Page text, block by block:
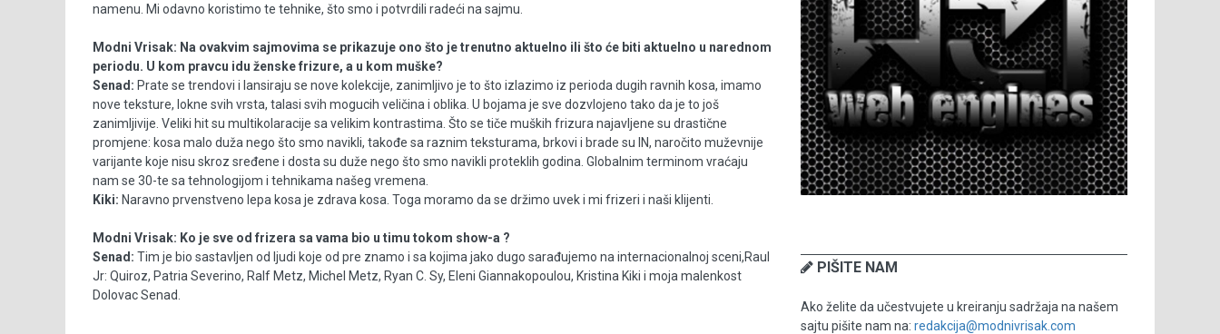
namenu. Mi odavno koristimo te tehnike, što smo i potvrdili radeći na sajmu.
Modni Vrisak: Na ovakvim sajmovima se prikazuje ono što je trenutno aktuelno ili što će biti aktuelno u narednom
periodu. U kom pravcu idu ženske frizure, a u kom muške?
Senad: Prate se trendovi i lansiraju se nove kolekcije, zanimljivo je to što izlazimo iz perioda dugih ravnih kosa, imamo
nove teksture, lokne svih vrsta, talasi svih mogucih veličina i oblika. U bojama je sve dozvlojeno tako da je to još
zanimljivije. Veliki hit su multikolaracije sa velikim kontrastima. Što se tiče muških frizura najavljene su drastične
promjene: kosa malo duža nego što smo navikli, takođe sa raznim teksturama, brkovi i brade su IN, naročito muževnije
varijante koje nisu skroz sređene i dosta su duže nego što smo navikli proteklih godina. Globalnim terminom vraćaju
nam se 30-te sa tehnologijom i tehnikama našeg vremena.
Kiki: Naravno prvenstveno lepa kosa je zdrava kosa. Toga moramo da se držimo uvek i mi frizeri i naši klijenti.
Modni Vrisak: Ko je sve od frizera sa vama bio u timu tokom show-a ?
Senad: Tim je bio sastavljen od ljudi koje od pre znamo i sa kojima jako dugo sarađujemo na internacionalnoj sceni,Raul
Jr: Quiroz, Patria Severino, Ralf Metz, Michel Metz, Ryan C. Sy, Eleni Giannakopoulou, Kristina Kiki i moja malenkost
Dolovac Senad.
PIŠITE NAM
Ako želite da učestvujete u kreiranju sadržaja na našem
sajtu pišite nam na: redakcija@modnivrisak.com